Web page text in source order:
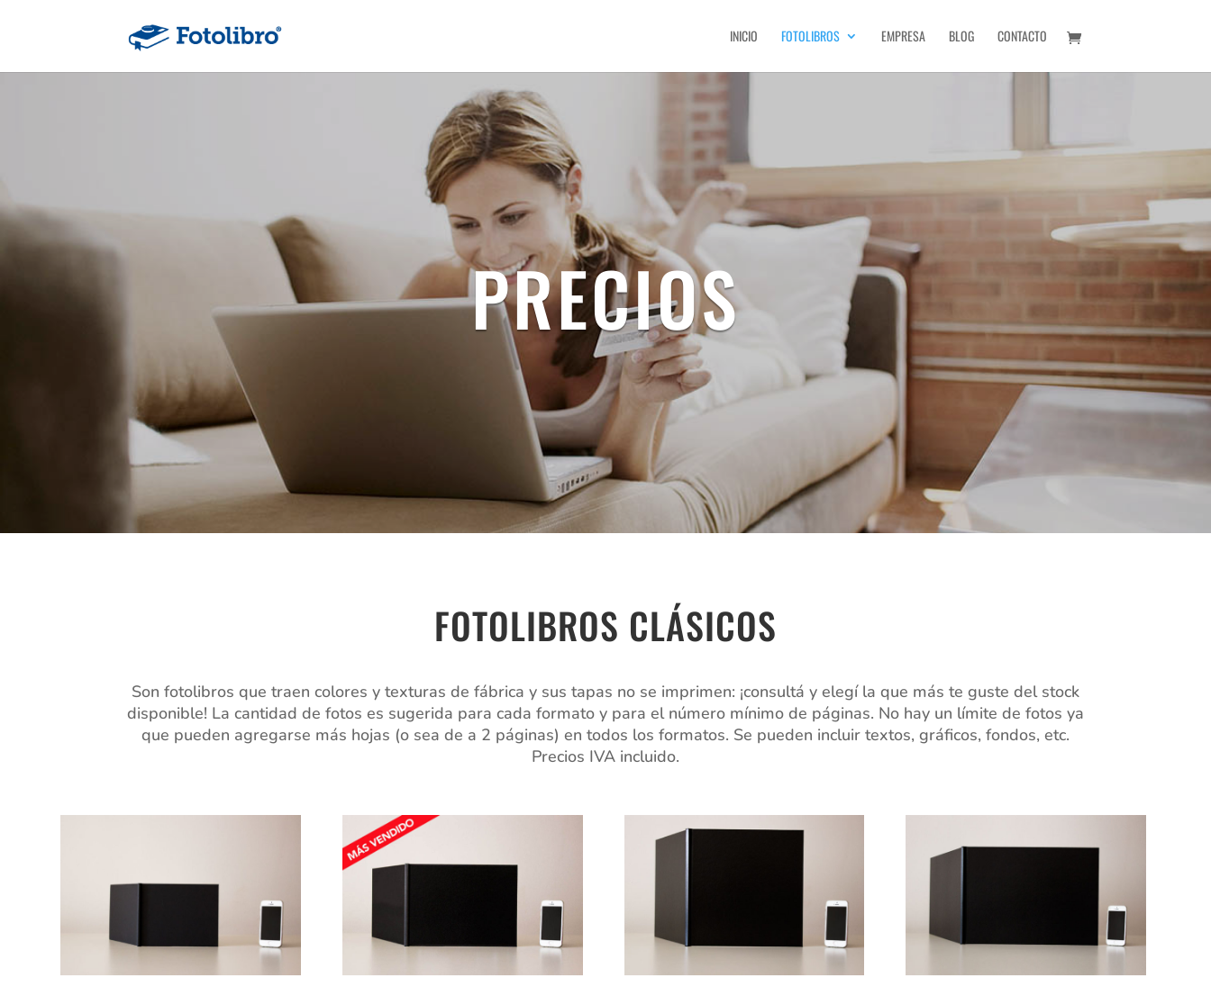
INICIO FOTOLIBROS EMPRESA BLOG CONTACTO
PRECIOS
FOTOLIBROS CLÁSICOS
Son fotolibros que traen colores y texturas de fábrica y sus tapas no se imprimen: ¡consultá y elegí la que más te guste del stock
disponible! La cantidad de fotos es sugerida para cada formato y para el número mínimo de páginas. No hay un límite de fotos ya
que pueden agregarse más hojas (o sea de a 2 páginas) en todos los formatos. Se pueden incluir textos, gráficos, fondos, etc.
Precios IVA incluido.